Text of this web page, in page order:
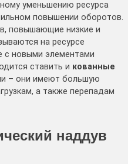
уменьшению ресурса
повышении оборотов.
повышающие низкие и
на ресурсе
с новыми элементами
ставить и кованные
– они имеют большую
а также перепадам
наддув